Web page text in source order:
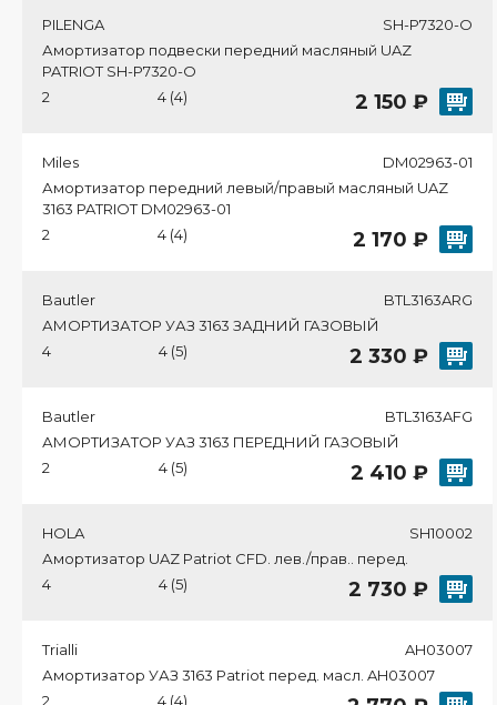
PILENGA
SH-P7320-O
Амортизатор подвески передний масляный UAZ
PATRIOT SH-P7320-O
2
4 (4) 2 150 ₽
Miles
DM02963-01
Амортизатор передний левый/правый масляный UAZ
3163 PATRIOT DM02963-01
2
4 (4) 2 170 ₽
Bautler
BTL3163ARG
АМОРТИЗАТОР УАЗ 3163 ЗАДНИЙ ГАЗОВЫЙ
4
4 (5) 2 330 ₽
Bautler
BTL3163AFG
АМОРТИЗАТОР УАЗ 3163 ПЕРЕДНИЙ ГАЗОВЫЙ
2
4 (5) 2 410 ₽
HOLA
SH10002
Амортизатор UAZ Patriot CFD. лев./прав.. перед.
4
4 (5) 2 730 ₽
Trialli
AH03007
Амортизатор УАЗ 3163 Patriot перед. масл. AH03007
2
4 (4)